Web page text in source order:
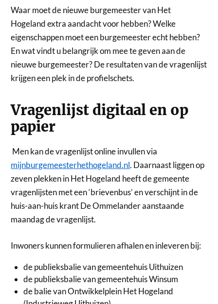
Waar moet de nieuwe burgemeester van Het
Hogeland extra aandacht voor hebben? Welke
eigenschappen moet een burgemeester echt hebben?
En wat vindt u belangrijk om mee te geven aan de
nieuwe burgemeester? De resultaten van de vragenlijst
krijgen een plek in de profielschets.
Vragenlijst digitaal en op
papier
Men kan de vragenlijst online invullen via
mijnburgemeesterhethogeland.nl. Daarnaast liggen op
zeven plekken in Het Hogeland heeft de gemeente
vragenlijsten met een ‘brievenbus’ en verschijnt in de
huis-aan-huis krant De Ommelander aanstaande
maandag de vragenlijst.
Inwoners kunnen formulieren afhalen en inleveren bij:
de publieksbalie van gemeentehuis Uithuizen
de publieksbalie van gemeentehuis Winsum
de balie van Ontwikkelplein Het Hogeland